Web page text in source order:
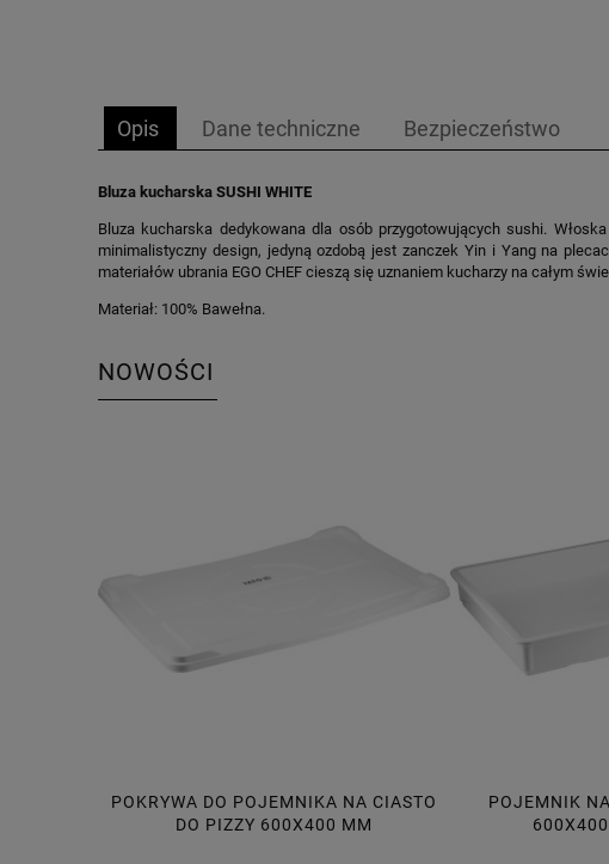
Opis Dane techniczne Bezpieczeństwo
Bluza kucharska SUSHI WHITE
Bluza kucharska dedykowana dla osób przygotowujących sushi.
minimalistyczny design, jedyną ozdobą jest zanczek Yin i Yang na
materiałów ubrania EGO CHEF cieszą się uznaniem kucharzy na całym
Materiał: 100% Bawełna.
NOWOŚCI
POJEMNIK NA CIASTO DO PIZZY
600X400X75 MM, 14L
POJEMNIK